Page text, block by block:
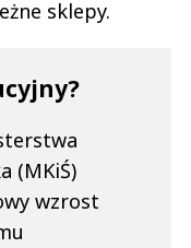
sklepy.
(MKiŚ)
wzrost